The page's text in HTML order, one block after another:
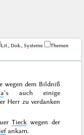
Lit., Dok., Systeme
Themen
wegen dem Bildniß
’s auch einige
Herr zu verdanken
Tieck wegen der
ankam.